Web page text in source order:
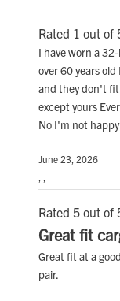
Rated 1 out of
I have worn a
over 60 years
and they don't fit
except yours
No I'm not
June 23, 2026
Rated 5 out of
Great fit
Great fit at a
pair.